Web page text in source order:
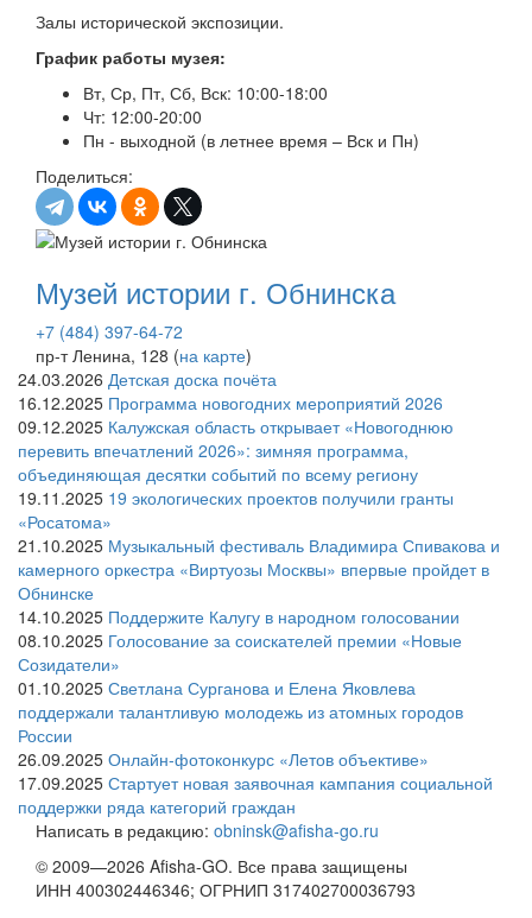
Залы исторической экспозиции.
График работы музея:
Вт, Ср, Пт, Сб, Вск: 10:00-18:00
Чт: 12:00-20:00
Пн - выходной (в летнее время – Вск и Пн)
Поделиться:
Музей истории г. Обнинска
+7 (484) 397-64-72
пр-т Ленина, 128 (на карте)
24.03.2026 Детская доска почёта
16.12.2025 Программа новогодних мероприятий 2026
09.12.2025 Калужская область открывает «Новогоднюю
перевить впечатлений 2026»: зимняя программа,
объединяющая десятки событий по всему региону
19.11.2025 19 экологических проектов получили гранты
«Росатома»
21.10.2025 Музыкальный фестиваль Владимира Спивакова и
камерного оркестра «Виртуозы Москвы» впервые пройдет в
Обнинске
14.10.2025 Поддержите Калугу в народном голосовании
08.10.2025 Голосование за соискателей премии «Новые
Созидатели»
01.10.2025 Светлана Сурганова и Елена Яковлева
поддержали талантливую молодежь из атомных городов
России
26.09.2025 Онлайн-фотоконкурс «Летов объективе»
17.09.2025 Стартует новая заявочная кампания социальной
поддержки ряда категорий граждан
Написать в редакцию: obninsk@afisha-go.ru
© 2009—2026 Afisha-GO. Все права защищены
ИНН 400302446346; ОГРНИП 317402700036793